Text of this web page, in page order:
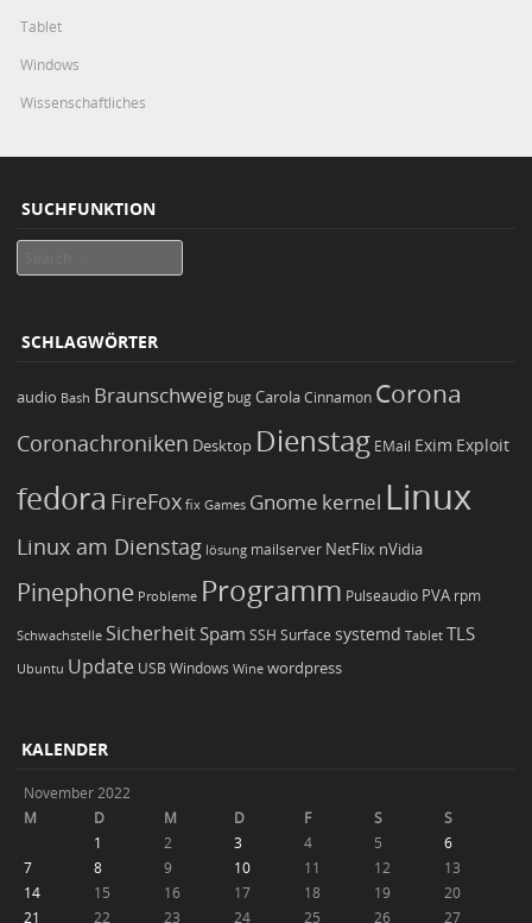
Tablet
Windows
Wissenschaftliches
SUCHFUNKTION
SCHLAGWÖRTER
audio Bash Braunschweig bugCarola Cinnamon Corona
Coronachroniken Desktop Dienstag EMail Exim Exploit
fedora FireFox fix Games Gnome kernel Linux
Linux am Dienstag lösung mailserver NetFlix nVidia
Pinephone Probleme Programm Pulseaudio PVA rpm
Schwachstelle Sicherheit Spam SSH Surface systemd Tablet TLS
Ubuntu Update USB Windows Wine wordpress
KALENDER
November 2022
M
D M D F S
S
1
2 3 4 5
6
7
8 9 10 11 12
13
14
15 16 17 18 19
20
21
22 23 24 25 26 27